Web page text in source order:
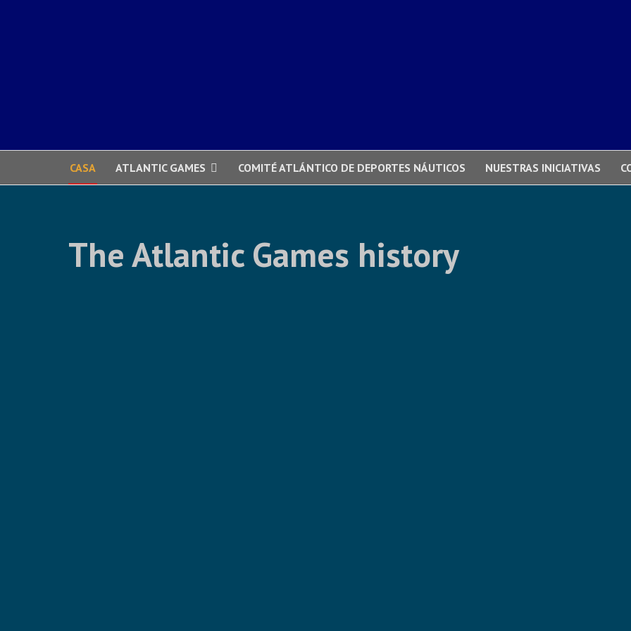
CASA ATLANTIC GAMES COMITÉ ATLÁNTICO DE DEPORTES NÁUTICOS NUESTRAS INICIATIVAS
The Atlantic Games history